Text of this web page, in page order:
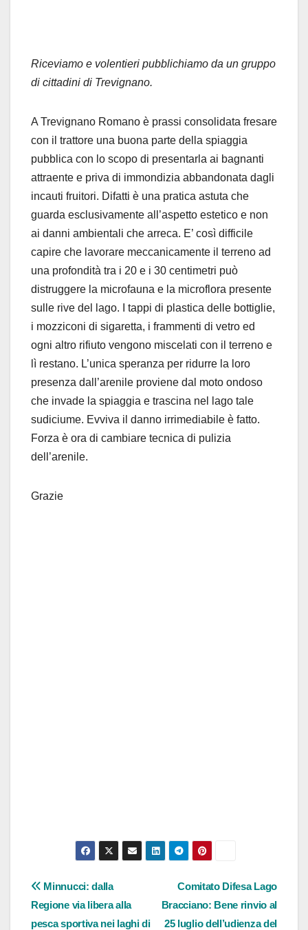
Riceviamo e volentieri pubblichiamo da un gruppo
di cittadini di Trevignano.
A Trevignano Romano è prassi consolidata fresare
con il trattore una buona parte della spiaggia
pubblica con lo scopo di presentarla ai bagnanti
attraente e priva di immondizia abbandonata dagli
incauti fruitori. Difatti è una pratica astuta che
guarda esclusivamente all’aspetto estetico e non
ai danni ambientali che arreca. E’ così difficile
capire che lavorare meccanicamente il terreno ad
una profondità tra i 20 e i 30 centimetri può
distruggere la microfauna e la microflora presente
sulle rive del lago. I tappi di plastica delle bottiglie,
i mozziconi di sigaretta, i frammenti di vetro ed
ogni altro rifiuto vengono miscelati con il terreno e
lì restano. L’unica speranza per ridurre la loro
presenza dall’arenile proviene dal moto ondoso
che invade la spiaggia e trascina nel lago tale
sudiciume. Evviva il danno irrimediabile è fatto.
Forza è ora di cambiare tecnica di pulizia
dell’arenile.
Grazie
Navigazione
articoli
Comitato Difesa Lago
Bracciano: Bene rinvio al
25 luglio dell’udienza del
Minnucci: dalla
Regione via libera alla
pesca sportiva nei laghi di